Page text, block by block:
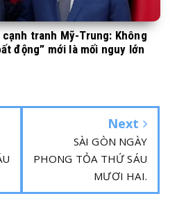
tranh Mỹ-Trung: Không
động” mới là mối nguy lớn
Next
SÀI GÒN NGÀY
PHONG TỎA THỨ SÁU
MƯƠI HAI.